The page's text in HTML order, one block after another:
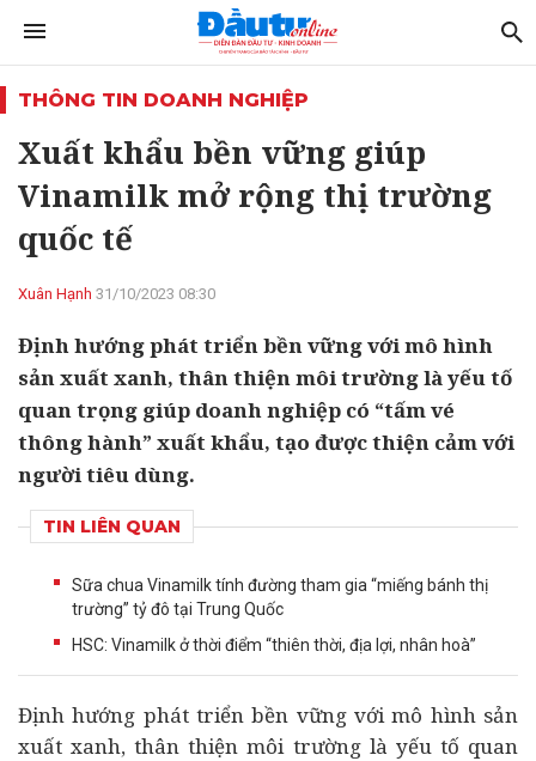
THÔNG TIN DOANH NGHIỆP
Xuất khẩu bền vững giúp
Vinamilk mở rộng thị trường
quốc tế
Xuân Hạnh 31/10/2023 08:30
Định hướng phát triển bền vững với mô hình
sản xuất xanh, thân thiện môi trường là yếu tố
quan trọng giúp doanh nghiệp có “tấm vé
thông hành” xuất khẩu, tạo được thiện cảm với
người tiêu dùng.
TIN LIÊN QUAN
Sữa chua Vinamilk tính đường tham gia “miếng bánh thị
trường” tỷ đô tại Trung Quốc
HSC: Vinamilk ở thời điểm “thiên thời, địa lợi, nhân hoà”
Định hướng phát triển bền vững với mô hình sản
xuất xanh, thân thiện môi trường là yếu tố quan